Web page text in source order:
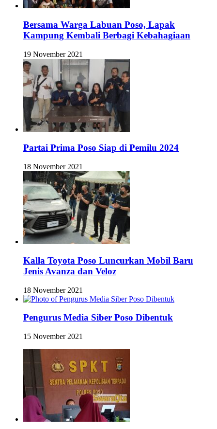
Bersama Warga Labuan Poso, Lapak
Kampung Kembali Berbagi Kebahagiaan
19 November 2021
Partai Prima Poso Siap di Pemilu 2024
18 November 2021
Kalla Toyota Poso Luncurkan Mobil Baru
Jenis Avanza dan Veloz
18 November 2021
Pengurus Media Siber Poso Dibentuk
15 November 2021